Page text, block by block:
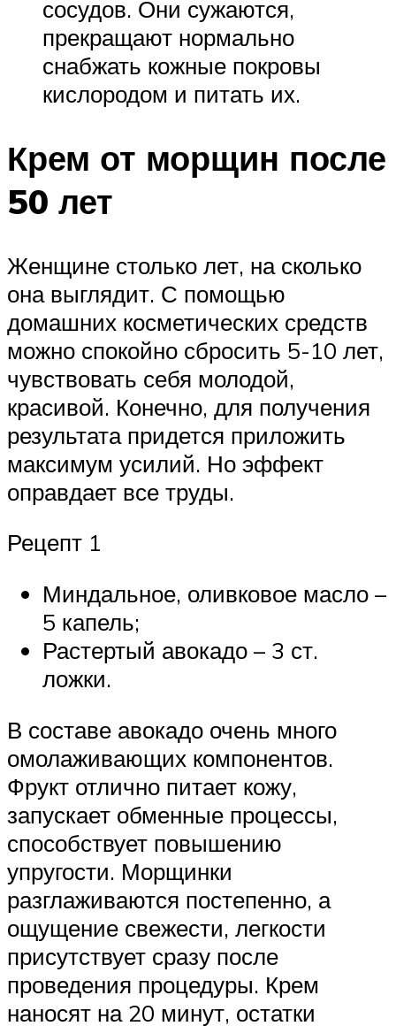
сосудов. Они сужаются,
прекращают нормально
снабжать кожные покровы
кислородом и питать их.
Крем от морщин после
50 лет
Женщине столько лет, на сколько
она выглядит. С помощью
домашних косметических средств
можно спокойно сбросить 5-10 лет,
чувствовать себя молодой,
красивой. Конечно, для получения
результата придется приложить
максимум усилий. Но эффект
оправдает все труды.
Рецепт 1
Миндальное, оливковое масло –
5 капель;
Растертый авокадо – 3 ст.
ложки.
В составе авокадо очень много
омолаживающих компонентов.
Фрукт отлично питает кожу,
запускает обменные процессы,
способствует повышению
упругости. Морщинки
разглаживаются постепенно, а
ощущение свежести, легкости
присутствует сразу после
проведения процедуры. Крем
наносят на 20 минут, остатки